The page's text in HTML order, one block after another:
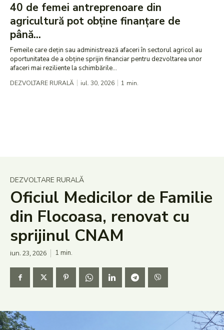
40 de femei antreprenoare din
agricultură pot obține finanțare de
până...
Femeile care dețin sau administrează afaceri în sectorul agricol au
oportunitatea de a obține sprijin financiar pentru dezvoltarea unor
afaceri mai reziliente la schimbările...
DEZVOLTARE RURALĂ iul. 30, 2026 1 min.